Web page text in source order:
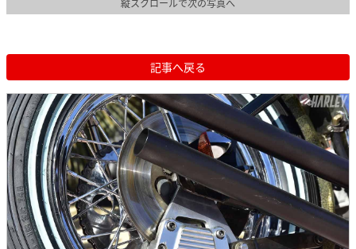
記事へ戻る